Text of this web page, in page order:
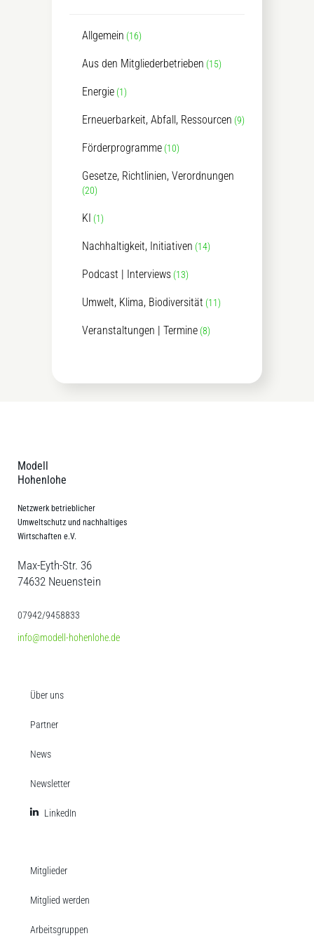
Allgemein (16)
Aus den Mitgliederbetrieben (15)
Energie (1)
Erneuerbarkeit, Abfall, Ressourcen (9)
Förderprogramme (10)
Gesetze, Richtlinien, Verordnungen
(20)
KI (1)
Nachhaltigkeit, Initiativen (14)
Podcast | Interviews (13)
Umwelt, Klima, Biodiversität (11)
Veranstaltungen | Termine (8)
Modell
Hohenlohe
Netzwerk betrieblicher
Umweltschutz und nachhaltiges
Wirtschaften e.V.
Max-Eyth-Str. 36
74632 Neuenstein
07942/9458833
info@modell-hohenlohe.de
Über uns
Partner
News
Newsletter
LinkedIn
Mitglieder
Mitglied werden
Arbeitsgruppen